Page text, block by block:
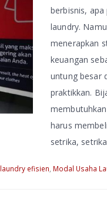
berbisnis,
laundry.
menerapkan
keuangan
untung besar
praktikkan.
harus
setrika,
laundry efisien Modal Usaha